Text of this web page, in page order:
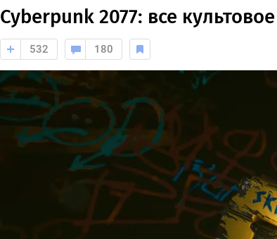
Cyberpunk 2077: все
532 180